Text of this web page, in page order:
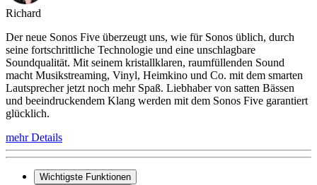
Richard
Der neue Sonos Five überzeugt uns, wie für Sonos üblich, durch
seine fortschrittliche Technologie und eine unschlagbare
Soundqualität. Mit seinem kristallklaren, raumfüllenden Sound
macht Musikstreaming, Vinyl, Heimkino und Co. mit dem smarten
Lautsprecher jetzt noch mehr Spaß. Liebhaber von satten Bässen
und beeindruckendem Klang werden mit dem Sonos Five garantiert
glücklich.
mehr Details
Wichtigste Funktionen